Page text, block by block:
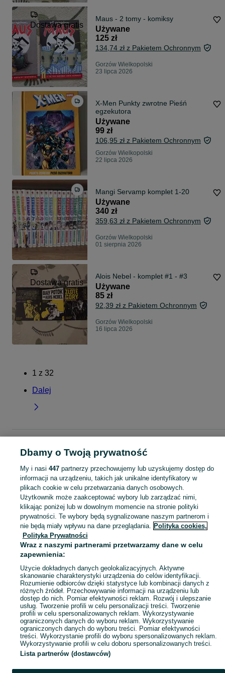
Dostawa gratis
Maus - 2 tomy - komiksy
Używane
125 zł
134,74 zł z Pakietem Ochronnym
Gorzów Wielkopolski
23 lipca 2026
X-Men Punkty zwrotne Pieśń
egzekutora
Używane
99 zł
106,95 zł z Pakietem Ochronnym
Gorzów Wielkopolski
22 lipca 2026
Mangi Servamp komplet 1-20
Używane
340 zł
359,63 zł z Pakietem Ochronnym
Gorzów Wielkopolski
01 sierpnia 2026
Dostawa gratis
Alois Nebel - komplet #1 - #3
Używane
85 zł
92,39 zł z Pakietem Ochronnym
Gorzów Wielkopolski
16 lipca 2026
1 z 32
Dalej
Komiksy - Gorzów Wielkopolski
KATEGORIA
Zobacz
Mapa kategorii
Mapa miejscowości
Mapa ministron
Popularne wyszukiwania
Dbamy o Twoją prywatność
My i nasi 447partnerzy przechowujemy lub uzyskujemy dostęp do
informacji na urządzeniu, takich jak unikalne identyfikatory w
plikach cookie w celu przetwarzania danych osobowych.
Użytkownik może zaakceptować wybory lub zarządzać nimi,
klikając poniżej lub w dowolnym momencie na stronie polityki
prywatności. Te wybory będą sygnalizowane naszym partnerom i
nie będą miały wpływu na dane przeglądania. Polityka cookies,
Polityka Prywatności
Wraz z naszymi partnerami przetwarzamy dane w celu
zapewnienia:
Użycie dokładnych danych geolokalizacyjnych. Aktywne
skanowanie charakterystyki urządzenia do celów identyfikacji.
Rozumienie odbiorców dzięki statystyce lub kombinacji danych z
różnych źródeł. Przechowywanie informacji na urządzeniu lub
dostęp do nich. Pomiar efektywności reklam. Rozwój i ulepszanie
usług. Tworzenie profili w celu personalizacji treści. Tworzenie
profili w celu spersonalizowanych reklam. Wykorzystywanie
ograniczonych danych do wyboru reklam. Wykorzystywanie
ograniczonych danych do wyboru treści. Pomiar efektywności
treści. Wykorzystanie profili do wyboru spersonalizowanych reklam.
Wykorzystywanie profili w celu doboru spersonalizowanych treści.
Lista partnerów (dostawców)